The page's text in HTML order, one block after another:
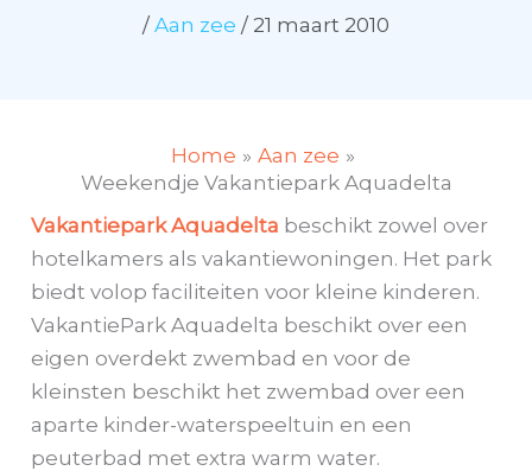
/ Aan zee / 21 maart 2010
Home
Aan zee
Weekendje Vakantiepark Aquadelta
Vakantiepark Aquadelta beschikt zowel over
hotelkamers als vakantiewoningen. Het park
biedt volop faciliteiten voor kleine kinderen.
VakantiePark Aquadelta beschikt over een
eigen overdekt zwembad en voor de
kleinsten beschikt het zwembad over een
aparte kinder-waterspeeltuin en een
peuterbad met extra warm water.